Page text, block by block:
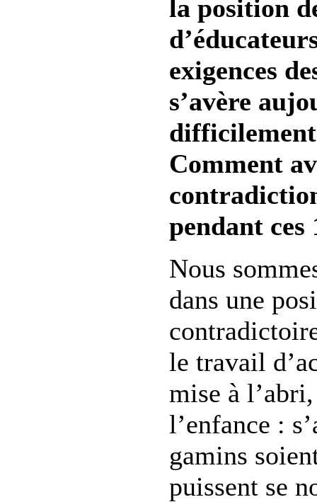
la position
exigences
s’avère
Comment
pendant ces
Nous
dans une
le travail
mise à
l’enfance :
gamins
puissent se